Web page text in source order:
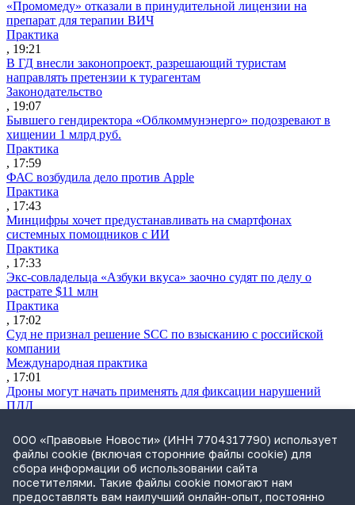
«Промомеду» отказали в принудительной лицензии на
препарат для терапии ВИЧ
Практика
, 19:21
В ГД внесли законопроект, разрешающий туристам
направлять претензии к турагентам
Законодательство
, 19:07
Бывшего гендиректора «Облкоммунэнерго» подозревают в
хищении 1 млрд руб.
Практика
, 17:59
ФАС возбудила дело против Apple
Практика
, 17:43
Минцифры хочет предустанавливать на смартфонах
системных помощников с ИИ
Практика
, 17:33
Экс-совладельца «Азбуки вкуса» заочно судят по делу о
растрате $11 млн
Практика
, 17:02
Суд не признал решение SCC по взысканию с российской
компании
Международная практика
, 17:01
Дроны могут начать применять для фиксации нарушений
ПДД
, 15:41
Бывшего сенатора Сабадаша приговорили к 12 годам по делу
о хищении
Практика
, 15:29
ООО «Правовые Новости» (ИНН 7704317790) использует
файлы cookie (включая сторонние файлы cookie) для
сбора информации об использовании сайта
посетителями. Такие файлы cookie помогают нам
предоставлять вам наилучший онлайн-опыт, постоянно